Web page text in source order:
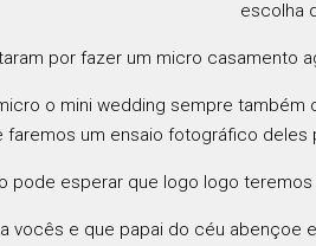
escolha
por fazer um micro casamento
o mini wedding sempre também
um ensaio fotográfico deles
pode esperar que logo logo teremos
vocês e que papai do céu abençoe